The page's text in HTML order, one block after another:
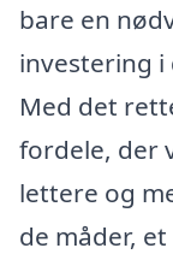
bare en
investering
Med det
fordele, der
lettere og
de måder,